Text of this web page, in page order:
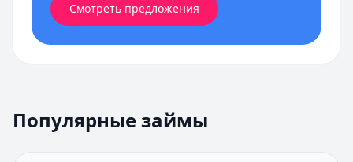
Смотреть предложения
Популярные займы